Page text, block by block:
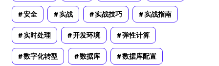
安全 实战 实战技巧 实战指南
实时处理 开发环境 弹性计算
数字化转型 数据库 数据库配置